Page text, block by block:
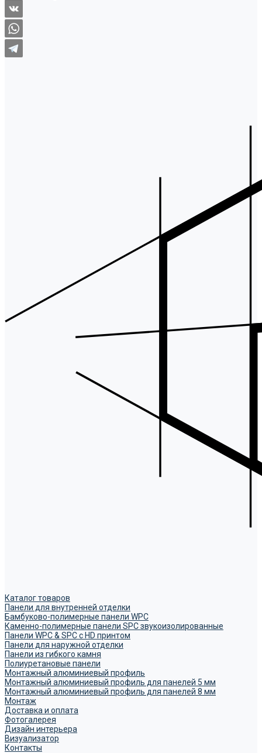
Каталог товаров
Панели для внутренней отделки
Бамбуково-полимерные панели WPC
Каменно-полимерные панели SPC звукоизолированные
Панели WPC & SPC с HD принтом
Панели для наружной отделки
Панели из гибкого камня
Полиуретановые панели
Монтажный алюминиевый профиль
Монтажный алюминиевый профиль для панелей 5 мм
Монтажный алюминиевый профиль для панелей 8 мм
Монтаж
Доставка и оплата
Фотогалерея
Дизайн интерьера
Визуализатор
Контакты